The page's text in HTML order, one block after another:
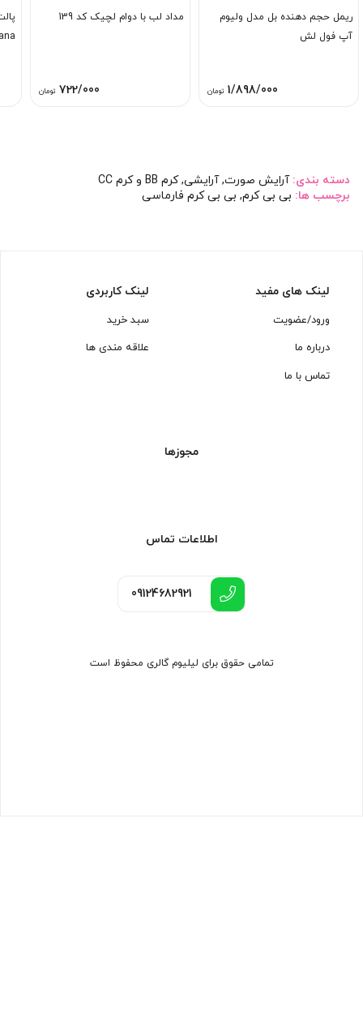
ریمل حجم دهنده بل مدل ولیوم
آپ فول لش
1/898/000 تومان
مداد لب با دوام لچیک کد 139
722/000 تومان
دسته بندی:آرایش صورت,آرایشی,کرم BB و کرم CC
برچسب ها: بی بی کرم, بی بی کرم فارماسی
لینک های مفید
ورود/عضویت
درباره ما
تماس با ما
لینک کاربردی
سبد خرید
علاقه مندی ها
مجوزها
اطلاعات تماس
09124682921
تمامی حقوق برای لیلیوم گالری محفوظ است